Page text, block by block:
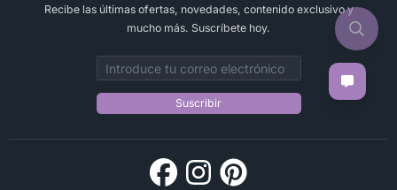
Recibe las últimas ofertas, novedades, contenido exclusivo y
mucho más. Suscríbete hoy.
Email address
Suscribir